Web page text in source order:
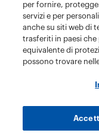
per fornire,
servizi e per
anche su siti web di
trasferiti in paesi
equivalente di
possono trovare